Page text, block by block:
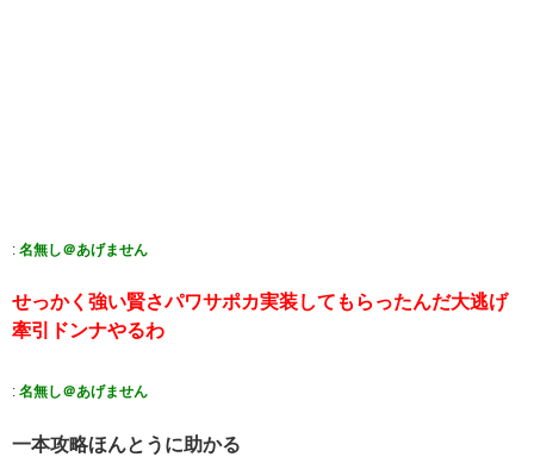
: 名無し＠あげません
せっかく強い賢さパワサポカ実装してもらったんだ大逃げ
牽引ドンナやるわ
: 名無し＠あげません
一本攻略ほんとうに助かる